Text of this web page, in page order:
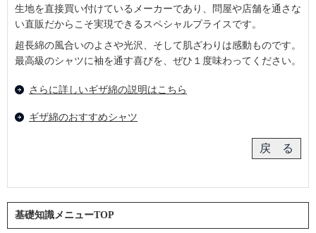
生地を直接買い付けているメーカーであり、問屋や店舗を通さな
い直販だからこそ実現できるスペシャルプライスです。
超長綿の風合いのよさや光沢、そして肌ざわりは感動ものです。
最高級のシャツに袖を通す喜びを、ぜひ１度味わってください。
さらに詳しいギザ綿の説明はこちら
ギザ綿のおすすめシャツ
基礎知識メニューTOP